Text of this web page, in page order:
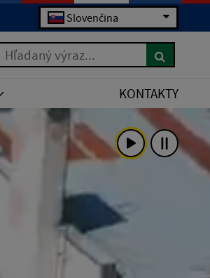
Slovenčina
Hľadaný výraz...
KONTAKTY